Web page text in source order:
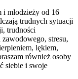
i młodzieży od 16
trudnych sytuacji
trudności
stresu,
lękiem,
również osoby
siebie i swoje